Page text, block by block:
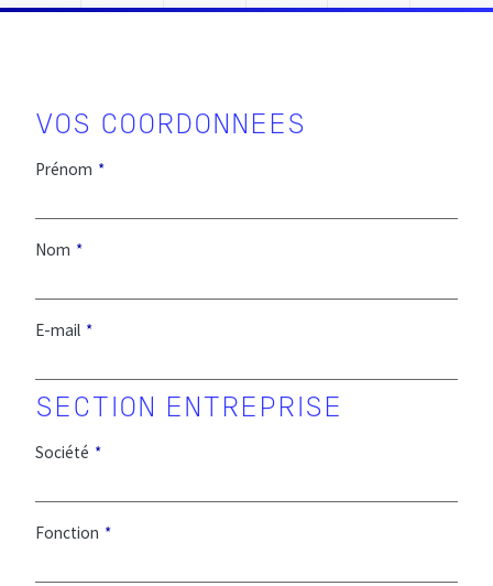
Prénom
Nom
E-mail
Société
Fonction